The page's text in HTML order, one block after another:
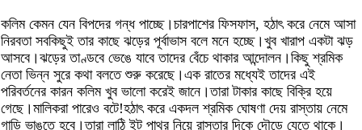
কলিম কেমন যেন বিপদের গন্ধ পাচ্ছে।চারপাশের ফিসফাস, হঠাৎ করে নেমে আসা
নিরবতা সবকিছুই তার কাছে ঝড়ের পূর্বাভাস বলে মনে হচ্ছে।খুব খারাপ একটা ঝড়
আসবে।ঝড়ের তাণ্ডবে ভেঙে যাবে তাদের বেঁচে থাকার আন্দোলন।কিছু শ্রমিক
নেতা ভিন্ন সুরে কথা বলতে শুরু করেছে।এক রাতের মধ্যেই তাদের এই
পরিবর্তনের কারন কলিম খুব ভালো করেই জানে।তারা টাকার কাছে বিক্রি হয়ে
গেছে।মালিকরা পারেও বটে!হঠাৎ করে একদল শ্রমিক ঘোষণা দেয় রাস্তায় নেমে
গাড়ি ভাঙতে হবে।তারা লাঠি ইট পাথর নিয়ে রাস্তার দিকে দৌড়ে যেতে থাকে।